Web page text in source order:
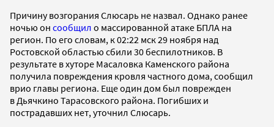
Причину возгорания Слюсарь не назвал. Однако ранее
ночью он сообщил о массированной атаке БПЛА на
регион. По его словам, к 02:22 мск 29 ноября над
Ростовской областью сбили 30 беспилотников. В
результате в хуторе Масаловка Каменского района
получила повреждения кровля частного дома, сообщил
врио главы региона. Еще один дом был поврежден
в Дьячкино Тарасовского района. Погибших и
пострадавших нет, уточнил Слюсарь.